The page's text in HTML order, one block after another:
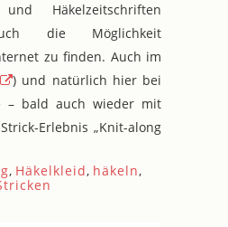
Häkelzeitschriften
die Möglichkeit
zu finden. Auch im
) und natürlich hier bei
– bald auch wieder mit
Erlebnis „Knit-along
, Häkelkleid, häkeln,